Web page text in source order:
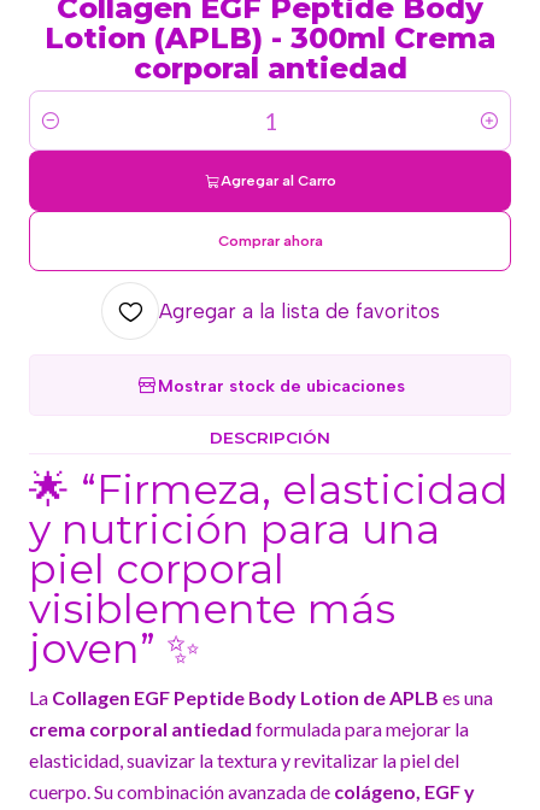
Collagen EGF Peptide Body
Lotion (APLB) - 300ml Crema
corporal antiedad
Cantidad
Agregar al Carro
Comprar ahora
Agregar a la lista de favoritos
Mostrar stock de ubicaciones
DESCRIPCIÓN
🌟 “Firmeza, elasticidad
y nutrición para una
piel corporal
visiblemente más
joven” ✨
La Collagen EGF Peptide Body Lotion de APLB es una
crema corporal antiedad formulada para mejorar la
elasticidad, suavizar la textura y revitalizar la piel del
cuerpo. Su combinación avanzada de colágeno, EGF y